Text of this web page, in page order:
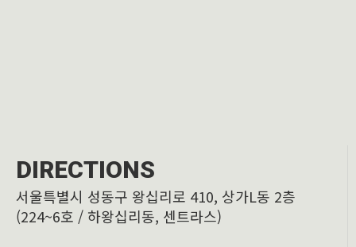
DIRECTIONS
서울특별시 성동구 왕십리로 410, 상가L동 2층
(224~6호 / 하왕십리동, 센트라스)